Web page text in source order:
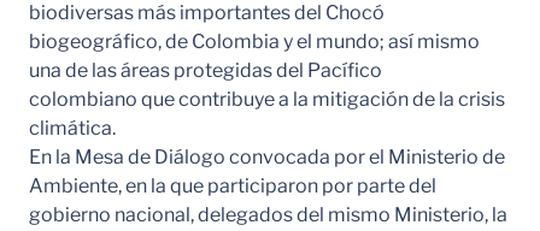
biodiversas más importantes del Chocó
biogeográfico, de Colombia y el mundo; así mismo
una de las áreas protegidas del Pacífico
colombiano que contribuye a la mitigación de la crisis
climática.
En la Mesa de Diálogo convocada por el Ministerio de
Ambiente, en la que participaron por parte del
gobierno nacional, delegados del mismo Ministerio, la